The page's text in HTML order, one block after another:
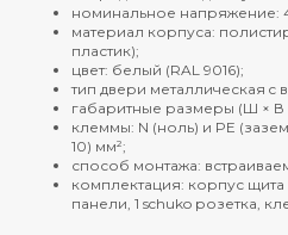
номинальное напряжение:
материал корпуса:
пластик);
цвет: белый (RAL 9016);
тип двери металлическая c
габаритные размеры (Ш × В
клеммы: N (ноль) и PE
10) мм²;
способ монтажа:
комплектация: корпус
панели, 1 schuko розетка,